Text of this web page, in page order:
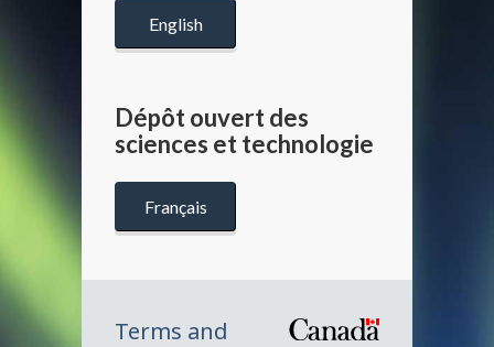
English
Dépôt ouvert des
sciences et technologie
Français
Terms and